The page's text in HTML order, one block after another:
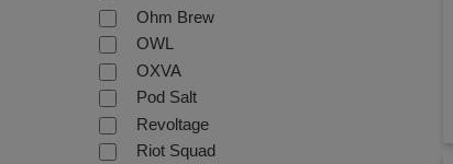
Ohm Brew
OWL
OXVA
Pod Salt
Revoltage
Riot Squad